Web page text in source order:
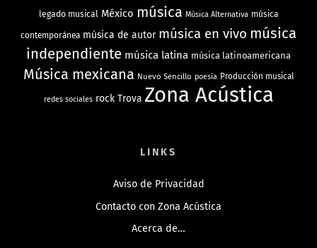
legado musical México música Música Alternativa música
contemporánea música de autor música en vivo música
independiente música latina música latinoamericana
Música mexicana Nuevo Sencillo poesía Producción musical
redes sociales rock Trova Zona Acústica
LINKS
Aviso de Privacidad
Contacto con Zona Acústica
Acerca de…